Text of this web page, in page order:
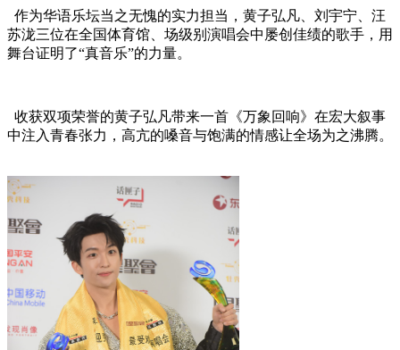
作为华语乐坛当之无愧的实力担当，黄子弘凡、刘宇宁、汪
苏泷三位在全国体育馆、场级别演唱会中屡创佳绩的歌手，用
舞台证明了“真音乐”的力量。
收获双项荣誉的黄子弘凡带来一首《万象回响》在宏大叙事
中注入青春张力，高亢的嗓音与饱满的情感让全场为之沸腾。